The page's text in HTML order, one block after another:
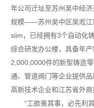
年公司迁址至苏州吴中经
规模——苏州吴中区吴淞江
siim，已经拥有3个自动化
综合研发办公楼，具备年
2,000,0000件的新型铸造
通、管道阀门等企业提供
高新技术企业和江苏省外商
“工欲善其事，必先利